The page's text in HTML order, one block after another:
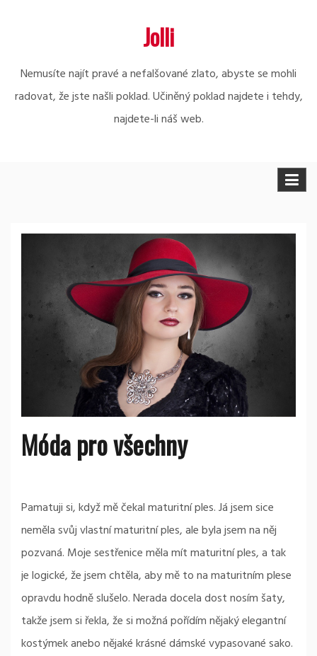
Jolli
Nemusíte najít pravé a nefalšované zlato, abyste se mohli
radovat, že jste našli poklad. Učiněný poklad najdete i tehdy,
najdete-li náš web.
Móda pro všechny
Pamatuji si, když mě čekal maturitní ples. Já jsem sice
neměla svůj vlastní maturitní ples, ale byla jsem na něj
pozvaná. Moje sestřenice měla mít maturitní ples, a tak
je logické, že jsem chtěla, aby mě to na maturitním plese
opravdu hodně slušelo. Nerada docela dost nosím šaty,
takže jsem si řekla, že si možná pořídím nějaký elegantní
kostýmek anebo nějaké krásné dámské vypasované sako.